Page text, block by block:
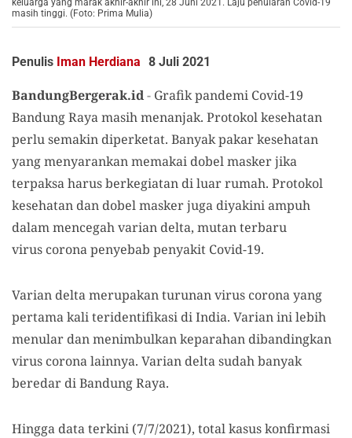
keluarga yang marak akhir-akhir ini, 28 Juni 2021. Laju penularan Covid-19
masih tinggi. (Foto: Prima Mulia)
Penulis Iman Herdiana 8 Juli 2021
BandungBergerak.id- Grafik pandemi Covid-19
Bandung Raya masih menanjak. Protokol kesehatan
perlu semakin diperketat. Banyak pakar kesehatan
yang menyarankan memakai dobel masker jika
terpaksa harus berkegiatan di luar rumah. Protokol
kesehatan dan dobel masker juga diyakini ampuh
dalam mencegah varian delta, mutan terbaru
virus corona penyebab penyakit Covid-19.
Varian delta merupakan turunan virus corona yang
pertama kali teridentifikasi di India. Varian ini lebih
menular dan menimbulkan keparahan dibandingkan
virus corona lainnya. Varian delta sudah banyak
beredar di Bandung Raya.
Hingga data terkini (7/7/2021), total kasus konfirmasi